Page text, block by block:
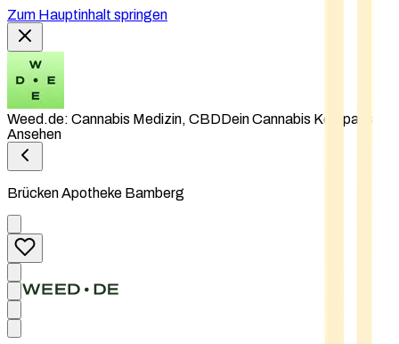
Zum Hauptinhalt springen
Weed.de: Cannabis Medizin, CBDDein Cannabis Kompass
Ansehen
Brücken Apotheke Bamberg